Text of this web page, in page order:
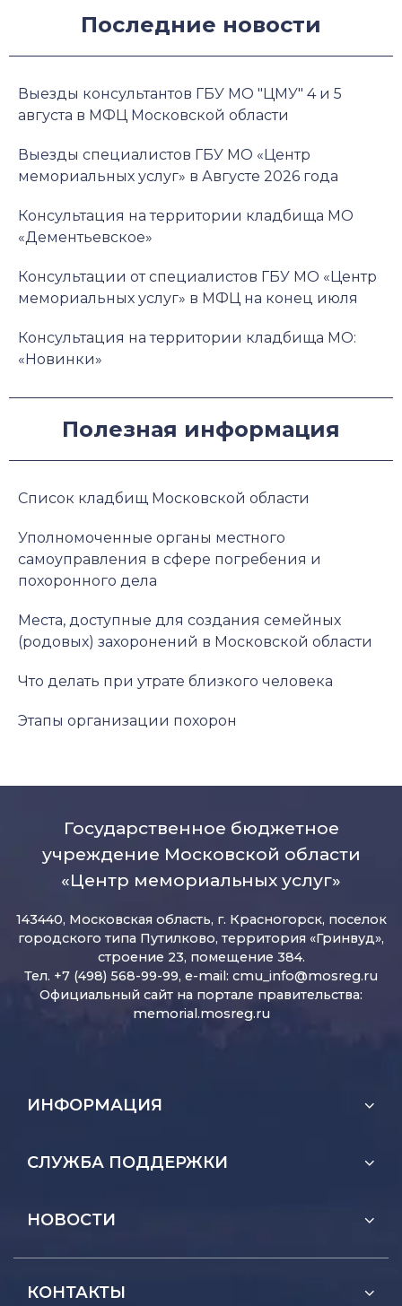
Последние новости
Выезды консультантов ГБУ МО "ЦМУ" 4 и 5
августа в МФЦ Московской области
Выезды специалистов ГБУ МО «Центр
мемориальных услуг» в Августе 2026 года
Консультация на территории кладбища МО
«Дементьевское»
Консультации от специалистов ГБУ МО «Центр
мемориальных услуг» в МФЦ на конец июля
Консультация на территории кладбища МО:
«Новинки»
Полезная информация
Список кладбищ Московской области
Уполномоченные органы местного
самоуправления в сфере погребения и
похоронного дела
Места, доступные для создания семейных
(родовых) захоронений в Московской области
Что делать при утрате близкого человека
Этапы организации похорон
Государственное бюджетное
учреждение Московской области
«Центр мемориальных услуг»
143440, Московская область, г. Красногорск, поселок
городского типа Путилково, территория «Гринвуд»,
строение 23, помещение 384.
Тел. +7 (498) 568-99-99, e-mail: cmu_info@mosreg.ru
Официальный сайт на портале правительства:
memorial.mosreg.ru
ИНФОРМАЦИЯ
СЛУЖБА ПОДДЕРЖКИ
НОВОСТИ
КОНТАКТЫ